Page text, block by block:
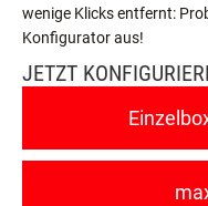
wenige Klicks entfernt:
Konfigurator aus!
JETZT